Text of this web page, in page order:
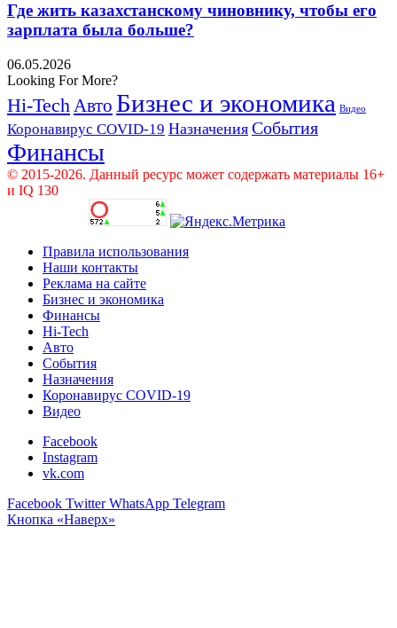
Где жить казахстанскому чиновнику, чтобы его
зарплата была больше?
06.05.2026
Looking For More?
Hi-Tech Авто Бизнес и экономика Видео
Коронавирус COVID-19 Назначения События
Финансы
© 2015-2026. Данный ресурс может содержать материалы 16+
и IQ 130
Правила использования
Наши контакты
Реклама на сайте
Бизнес и экономика
Финансы
Hi-Tech
Авто
События
Назначения
Коронавирус COVID-19
Видео
Facebook
Instagram
vk.com
Facebook Twitter WhatsApp Telegram
Кнопка «Наверх»